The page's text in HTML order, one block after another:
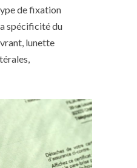
de fixation
spécificité du
lunette